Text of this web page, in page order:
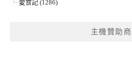
愛食記 (1286)
主機贊助商